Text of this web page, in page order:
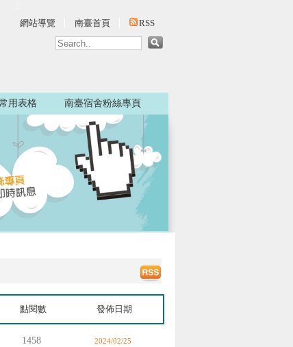
網站導覽
南臺首頁 RSS
用表格 南臺宿舍粉絲專頁
點閱數 發佈日期
1458 2024/02/25